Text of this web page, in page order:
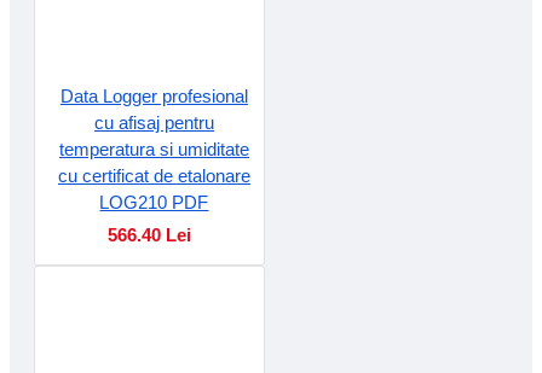
Data Logger profesional
cu afisaj pentru
temperatura si umiditate
cu certificat de etalonare
LOG210 PDF
566.40 Lei